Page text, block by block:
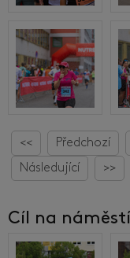
<< Předchozí
Následující
>>
Cíl na náměstí